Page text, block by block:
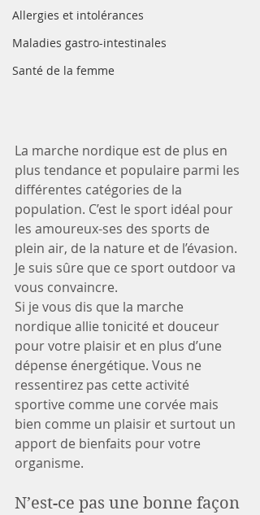
Allergies et intolérances
Maladies gastro-intestinales
Santé de la femme
La marche nordique est de plus en
plus tendance et populaire parmi les
différentes catégories de la
population. C’est le sport idéal pour
les amoureux-ses des sports de
plein air, de la nature et de l’évasion.
Je suis sûre que ce sport outdoor va
vous convaincre.
Si je vous dis que la marche
nordique allie tonicité et douceur
pour votre plaisir et en plus d’une
dépense énergétique. Vous ne
ressentirez pas cette activité
sportive comme une corvée mais
bien comme un plaisir et surtout un
apport de bienfaits pour votre
organisme.
N’est-ce pas une bonne façon